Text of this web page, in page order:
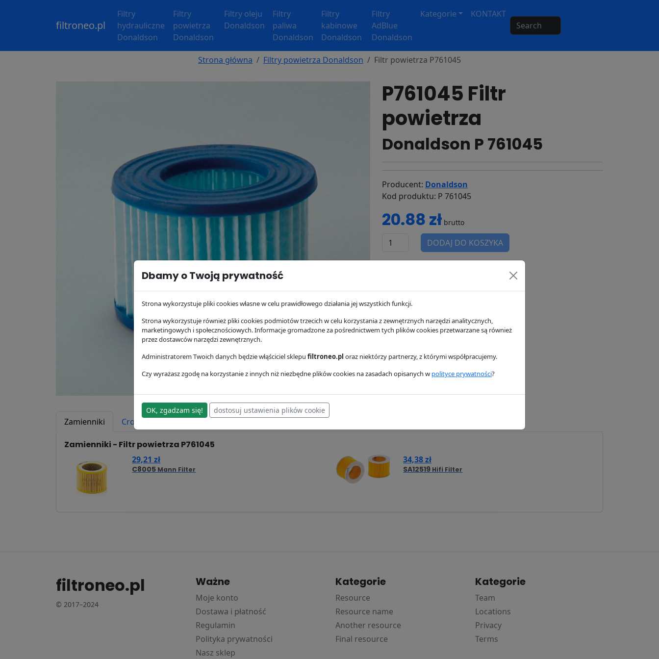
filtroneo.pl
Filtry
hydrauliczne
Donaldson
Filtry
powietrza
Donaldson
Filtry oleju
Donaldson
Filtry
paliwa
Donaldson
Filtry
kabinowe
Donaldson
Filtry
AdBlue
Donaldson
Kategorie
KONTAKT
Strona główna Filtry powietrza Donaldson Filtr powietrza P761045
P761045 Filtr
powietrza
Donaldson P 761045
Producent: Donaldson
Kod produktu: P 761045
20.88 zł brutto
DODAJ DO KOSZYKA
Zamienniki Cross Reference
Zamienniki - Filtr powietrza P761045
29,21 zł
C8005 Mann Filter
34,38 zł
SA12519 Hifi Filter
filtroneo.pl
© 2017–2024
Ważne
Moje konto
Dostawa i płatność
Regulamin
Polityka prywatności
Nasz sklep
Kategorie
Resource
Resource name
Another resource
Final resource
Kategorie
Team
Locations
Privacy
Terms
Dbamy o Twoją prywatność
Strona wykorzystuje pliki cookies własne w celu prawidłowego działania jej wszystkich funkcji.
Strona wykorzystuje również pliki cookies podmiotów trzecich w celu korzystania z zewnętrznych narzędzi analitycznych,
marketingowych i społecznościowych. Informacje gromadzone za pośrednictwem tych plików cookies przetwarzane są również
przez dostawców narzędzi zewnętrznych.
Administratorem Twoich danych będzie włąściciel sklepu filtroneo.pl oraz niektórzy partnerzy, z którymi współpracujemy.
Czy wyrażasz zgodę na korzystanie z innych niż niezbędne plików cookies na zasadach opisanych w polityce prywatności?
OK, zgadzam się! dostosuj ustawienia plików cookie